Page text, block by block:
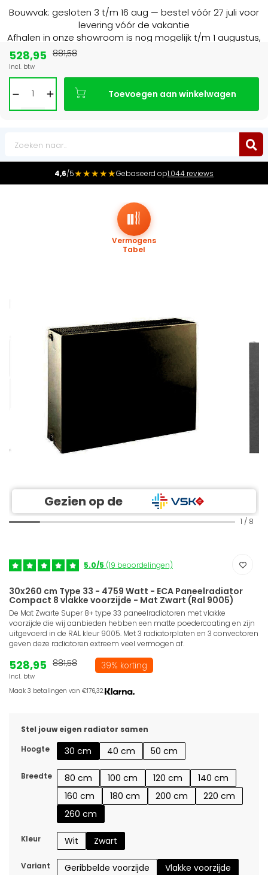
Bouwvak: gesloten 3 t/m 16 aug — bestel vóór 27 juli voor
levering vóór de vakantie
Afhalen in onze showroom is nog mogelijk t/m 1 augustus,
4,6/5★★★★★Gebaseerd op1.044 reviews
Gezien op de
Vermogens
Tabel
1 / 8
5.0/5 (19 beoordelingen)
30x260 cm Type 33 - 4759 Watt - ECA Paneelradiator
Compact 8 vlakke voorzijde - Mat Zwart (Ral 9005)
De Mat Zwarte Super 8+ type 33 paneelradiatoren met vlakke
voorzijde die wij aanbieden hebben een matte poedercoating en zijn
uitgevoerd in de RAL kleur 9005. Met 3 radiatorplaten en 3 convectoren
geven deze radiatoren extreem veel vermogen af.
528,95
Incl. btw
881,58 39% korting
Maak 3 betalingen van €176,32.
Stel jouw eigen radiator samen
Hoogte
30 cm 40 cm 50 cm
Breedte 80 cm 100 cm 120 cm
140 cm
160 cm
180 cm 200 cm
220 cm
260 cm
Kleur Wit Zwart
Variant Geribbelde voorzijde
Vlakke voorzijde
528,95
Incl. btw
881,58
Toevoegen aan winkelwagen